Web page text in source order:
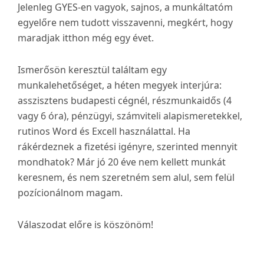
Jelenleg GYES-en vagyok, sajnos, a munkáltatóm
egyelőre nem tudott visszavenni, megkért, hogy
maradjak itthon még egy évet.
Ismerősön keresztül találtam egy
munkalehetőséget, a héten megyek interjúra:
asszisztens budapesti cégnél, részmunkaidős (4
vagy 6 óra), pénzügyi, számviteli alapismeretekkel,
rutinos Word és Excell használattal. Ha
rákérdeznek a fizetési igényre, szerinted mennyit
mondhatok? Már jó 20 éve nem kellett munkát
keresnem, és nem szeretném sem alul, sem felül
pozícionálnom magam.
Válaszodat előre is köszönöm!